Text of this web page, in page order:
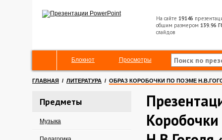
На сайте 19146
общим размером 139.96
слайдов
Блокнот Просмотры
ГЛАВНАЯ / ЛИТЕРАТУРА / ОБРАЗ КОРОБОЧКИ ПО ПОЭМЕ
Предметы
Музыка